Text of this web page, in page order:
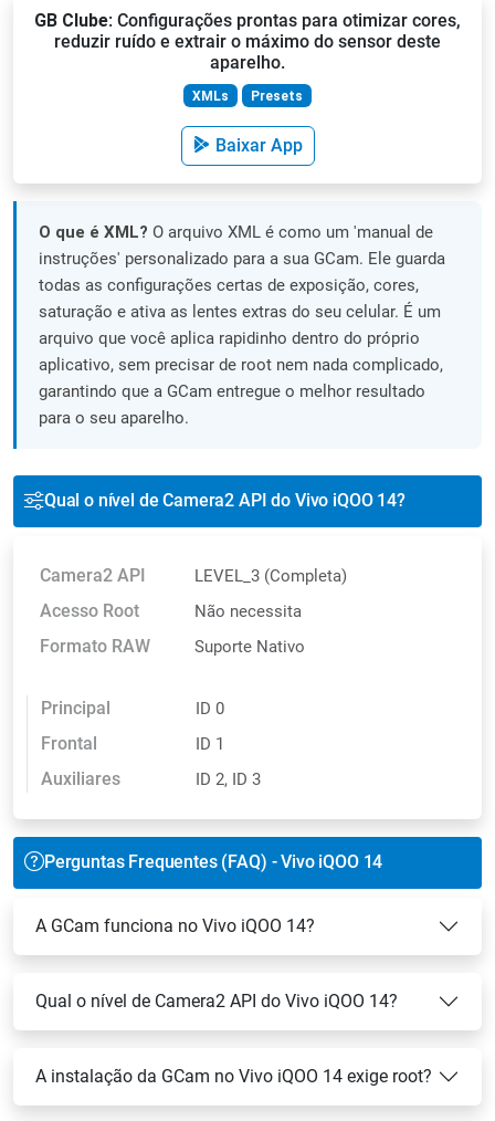
GB Clube: Configurações prontas para otimizar cores,
reduzir ruído e extrair o máximo do sensor deste
aparelho.
XMLs Presets
Baixar App
O que é XML? O arquivo XML é como um 'manual de
instruções' personalizado para a sua GCam. Ele guarda
todas as configurações certas de exposição, cores,
saturação e ativa as lentes extras do seu celular. É um
arquivo que você aplica rapidinho dentro do próprio
aplicativo, sem precisar de root nem nada complicado,
garantindo que a GCam entregue o melhor resultado
para o seu aparelho.
Qual o nível de Camera2 API do Vivo iQOO 14?
Camera2 API LEVEL_3 (Completa)
Acesso Root Não necessita
Formato RAW Suporte Nativo
Principal ID 0
Frontal ID 1
Auxiliares ID 2, ID 3
Perguntas Frequentes (FAQ) - Vivo iQOO 14
A GCam funciona no Vivo iQOO 14?
Qual o nível de Camera2 API do Vivo iQOO 14?
A instalação da GCam no Vivo iQOO 14 exige root?